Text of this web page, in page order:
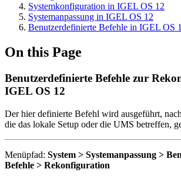
Systemkonfiguration in IGEL OS 12
Systemanpassung in IGEL OS 12
Benutzerdefinierte Befehle in IGEL OS
On this Page
Benutzerdefinierte Befehle zur
IGEL OS 12
Der hier definierte Befehl wird ausgeführt,
die das lokale Setup oder die UMS betreffen,
Menüpfad: System > Systemanpassung >
Befehle > Rekonfiguration